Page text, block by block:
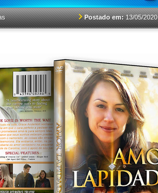
Postado em:13/05/2020